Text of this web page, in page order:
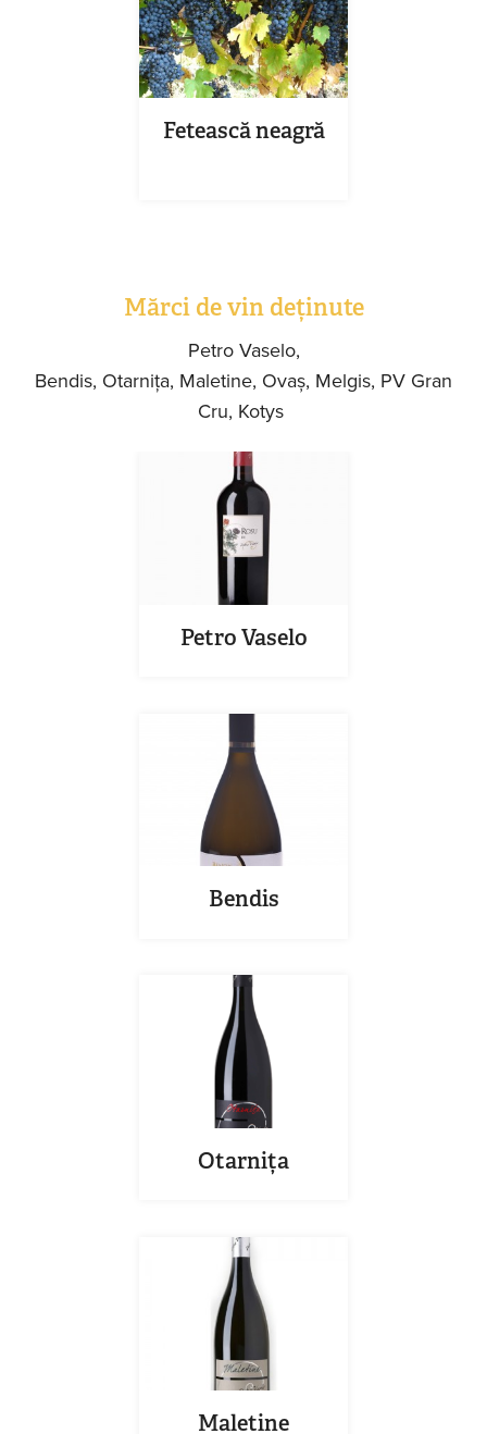
Fetească neagră
Mărci de vin deținute
Petro Vaselo,
Bendis, Otarnița, Maletine, Ovaș, Melgis, PV Gran
Cru, Kotys
Petro Vaselo
Bendis
Otarnița
Maletine